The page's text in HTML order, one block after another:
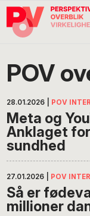
Gå
direkte
navigation
Skip
indhold
Gå
direkte
POV
International
POV
28.01.2026 POV
Meta og
Anklaget
sundhed
27.01.2026 POV
Så er
millioner